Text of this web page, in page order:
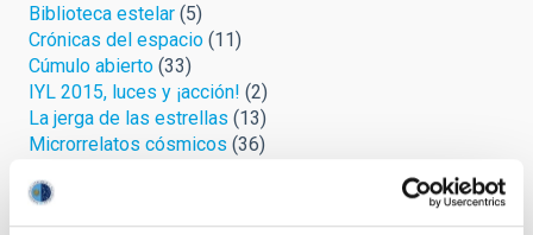
Biblioteca estelar (5)
Crónicas del espacio (11)
Cúmulo abierto (33)
IYL 2015, luces y ¡acción! (2)
La jerga de las estrellas (13)
Microrrelatos cósmicos (36)
Palmeros en el ORM
Protege tu cielo(3)